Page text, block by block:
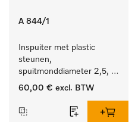
A 844/1
Inspuiter met plastic
steunen,
spuitmonddiameter 2,5,
lengte 80 mm, 5 stuks.
60,00 € excl. BTW